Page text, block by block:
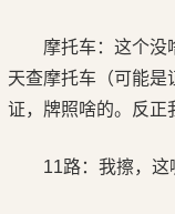
摩托车：这个没
天查摩托车（可能是
证，牌照啥的。反正
11路：我擦，